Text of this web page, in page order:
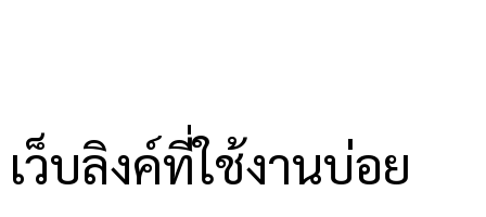
เว็บลิงค์ที่ใช้งานบ่อย